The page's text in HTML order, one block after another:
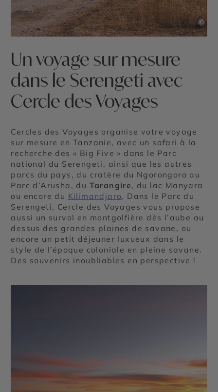
©
Un voyage sur mesure
dans le Serengeti avec
Cercle des Voyages
Cercles des Voyages organise votre voyage
sur mesure en Tanzanie, avec un safari à la
recherche des « Big Five » dans le Parc
national du Serengeti, ainsi que les autres
parcs du pays, du cratère du Ngorongoro au
Parc d’Arusha, du Tarangire, du lac Manyara
ou encore du Kilimandjaro. Dans le Parc du
Serengeti, Cercle des Voyages vous propose
aussi un survol en montgolfière dès l’aube au
dessus des grandes plaines de savane, ou
encore un petit déjeuner luxueux dans le
style de l’époque coloniale en pleine savane.
Des souvenirs inoubliables en perspective !